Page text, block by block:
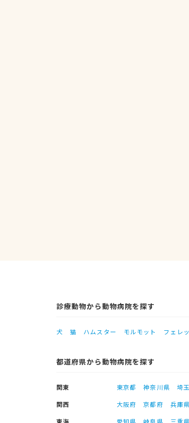
診療動物から動物病院を探す
犬 猫 ハムスター モルモット フェレ
都道府県から動物病院を探す
関東 東京都 神奈川県 埼
関西
大阪府 京都府 兵庫県
東海
愛知県 岐阜県 三重県